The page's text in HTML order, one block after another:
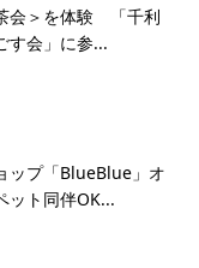
会＞を体験 「千利
す会」に参...
ップ「BlueBlue」オ
ト同伴OK...